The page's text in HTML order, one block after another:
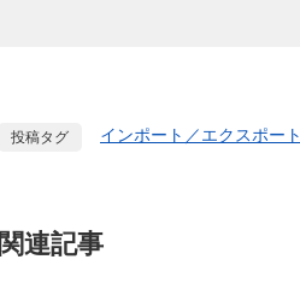
投稿タグ インポート／エクスポート
関連記事